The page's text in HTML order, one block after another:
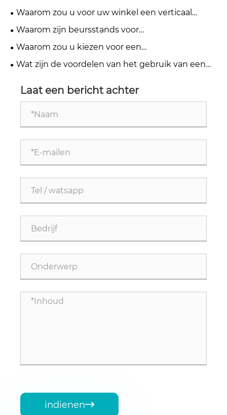
displaystandaardrek tot de meest effectieve
tentoonstellingsruimtes
Waarom zou u voor uw winkel een verticaal
keramisch displayrek met metalen gevelbeplating
Waarom zijn beursstands voor
tegelsteenmonsters essentieel voor moderne
Waarom zou u kiezen voor een
wandgemonteerd tegeldisplayrek voor een beurs
om uw stand te verbeteren?
Wat zijn de voordelen van het gebruik van een
Laat een bericht achter
indienen